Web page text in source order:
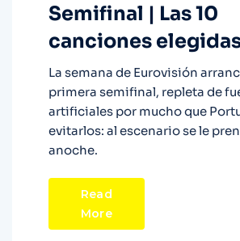
Semifinal | Las 10
canciones
La semana de Eurovisión
primera semifinal, repleta de
artificiales por mucho que
evitarlos: al escenario se le
anoche.
Read
More